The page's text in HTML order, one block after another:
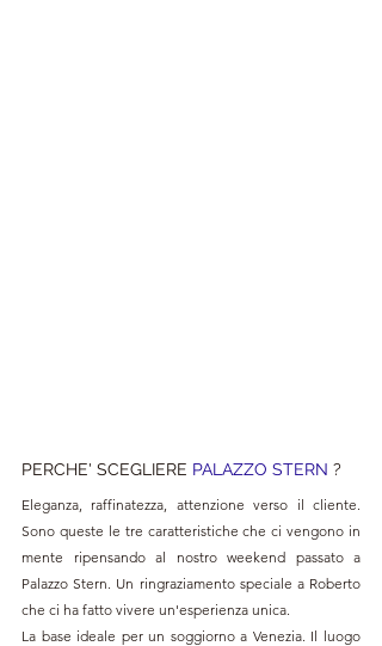
PERCHE' SCEGLIERE PALAZZO STERN ?
Eleganza, raffinatezza, attenzione verso il cliente.
Sono queste le tre caratteristiche che ci vengono in
mente ripensando al nostro weekend passato a
Palazzo Stern. Un ringraziamento speciale a Roberto
che ci ha fatto vivere un'esperienza unica.
La base ideale per un soggiorno a Venezia. Il luogo